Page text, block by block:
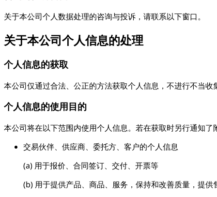
关于本公司个人数据处理的咨询与投诉，请联系以下窗口。
关于本公司个人信息的处理
个人信息的获取
本公司仅通过合法、公正的方法获取个人信息，不进行不当收
个人信息的使用目的
本公司将在以下范围内使用个人信息。若在获取时另行通知
交易伙伴、供应商、委托方、客户的个人信息
(a) 用于报价、合同签订、交付、开票等
(b) 用于提供产品、商品、服务，保持和改善质量，提